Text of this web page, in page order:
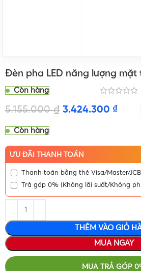
Đèn pha LED năng lượng mặt
Còn hàng
5.155.000₫ 3.424.300 ₫
Còn hàng
ƯU ĐÃI THANH TOÁN
Thanh toán bằng thẻ Visa/Master/
Trả góp 0% (Không lãi suất/Không
THÊM VÀO GIỎ
MUA NGAY
MUA TRẢ GÓP